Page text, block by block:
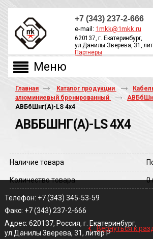
+7 (343) 237-2-666
e-mail: 1mkk@1mkk.ru
620137, г. Екатеринбург,
ул.Данилы Зверева, 31,
Партнеры
Главная Каталог продукции
алюминиевый бронированный
АВБбШнг(A)-LS 4х4
АВББШНГ(A)-LS 4Х4
Наличие товара
Количество товара 0
‹ Вернуться к
Телефон: +7 (343) 345-53-59
Факс: +7 (343) 237-2-666
Адрес: 620137, Россия, г. Екатеринбург,
ул.Данилы Зверева, 31, литер Р